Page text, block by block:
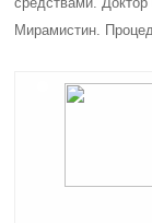
Мирамистин.